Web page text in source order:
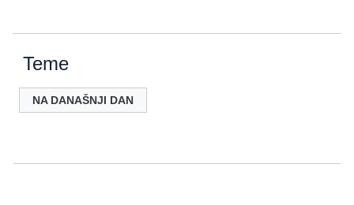
Teme
NA DANAŠNJI DAN